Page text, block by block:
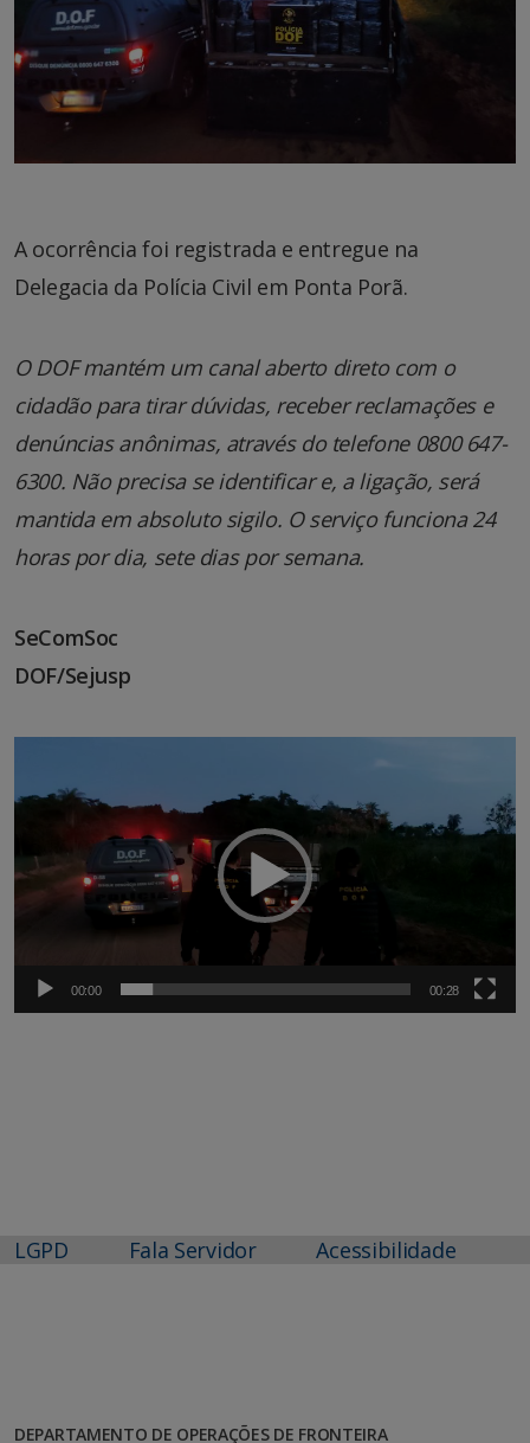
A ocorrência foi registrada e entregue na
Delegacia da Polícia Civil em Ponta Porã.
O DOF mantém um canal aberto direto com o
cidadão para tirar dúvidas, receber reclamações e
denúncias anônimas, através do telefone 0800 647-
6300. Não precisa se identificar e, a ligação, será
mantida em absoluto sigilo. O serviço funciona 24
horas por dia, sete dias por semana.
SeComSoc
DOF/Sejusp
vídeo
00:00 00:28
LGPD Fala Servidor Acessibilidade
DEPARTAMENTO DE OPERAÇÕES DE FRONTEIRA